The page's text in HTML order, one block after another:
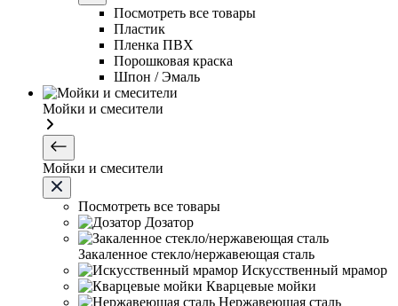
Посмотреть все товары
Пластик
Пленка ПВХ
Порошковая краска
Шпон / Эмаль
Мойки и смесители
Мойки и смесители
Посмотреть все товары
Дозатор
Закаленное стекло/нержавеющая сталь
Искусственный мрамор
Кварцевые мойки
Нержавеющая сталь